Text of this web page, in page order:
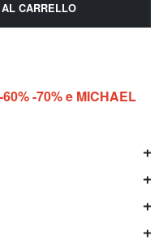
CARRELLO
-70% e MICHAEL